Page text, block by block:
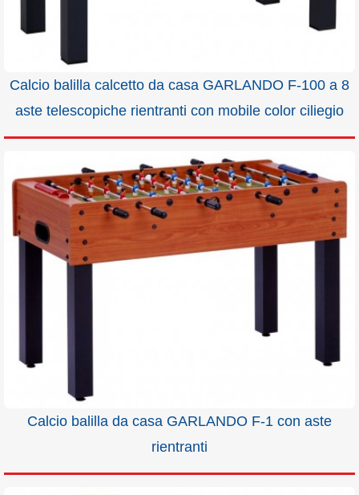
Calcio balilla calcetto da casa GARLANDO F-100 a 8
aste telescopiche rientranti con mobile color ciliegio
Calcio balilla da casa GARLANDO F-1 con aste
rientranti